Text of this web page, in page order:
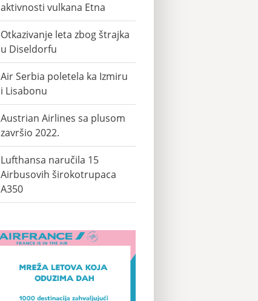
aktivnosti vulkana Etna
Otkazivanje leta zbog štrajka
u Diseldorfu
Air Serbia poletela ka Izmiru
i Lisabonu
Austrian Airlines sa plusom
završio 2022.
Lufthansa naručila 15
Airbusovih širokotrupaca
A350